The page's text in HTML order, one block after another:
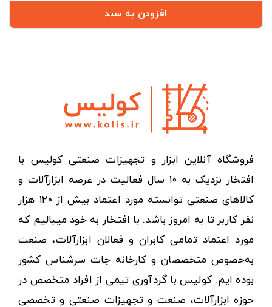
افزودن به سبد
فروشگاه آنلاین ابزار و تجهیزات صنعتی کولیس با
افتخار نزدیک به ۱۰ سال فعالیت در عرصه ابزارآلات و
کالاهای صنعتی توانسته مورد اعتماد بیش از ۱۲۰ هزار
نفر کاربر تا به امروز باشد. با افتخار به خود میبالیم که
مورد اعتماد تمامی کابران و فعالان ابزارآلات، صنعت
به‌خصوص متخصصان و کارخانه جات سرشناس کشور
بوده ایم. کولیس با گردآوری تیمی از افراد متخصص در
حوزه ابزارآلات، صنعت و تجهیزات صنعتی و تخصصی